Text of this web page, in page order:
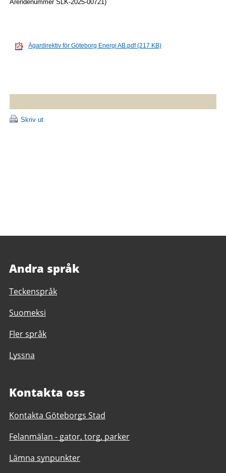
Andra språk
Teckenspråk
Suomeksi
Fler språk
Lyssna
Kontakta oss
Kontakta Göteborgs Stad
Felanmälan - gator, torg, parker
Lämna synpunkter